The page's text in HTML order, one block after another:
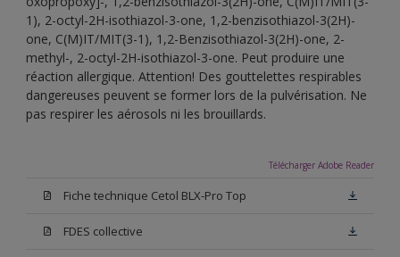
1), 2-octyl-2H-isothiazol-3-one, 1,2-benzisothiazol-3(2H)-
one, C(M)IT/MIT(3-1), 1,2-Benzisothiazol-3(2H)-one, 2-
methyl-, 2-octyl-2H-isothiazol-3-one. Peut produire une
réaction allergique. Attention! Des gouttelettes respirables
dangereuses peuvent se former lors de la pulvérisation. Ne
pas respirer les aérosols ni les brouillards.
Télécharger Adobe Reader
Fiche technique Cetol BLX-Pro Top
FDES collective